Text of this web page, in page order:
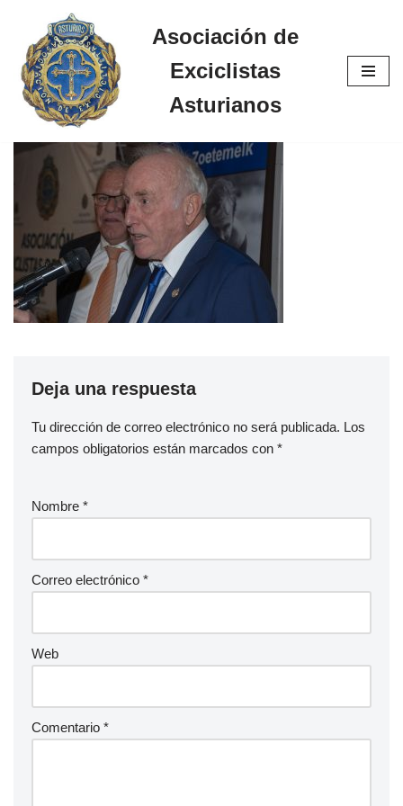
Saltar
al
contenido
Asociación de
Exciclistas
Asturianos
Deja una respuesta
Tu dirección de correo electrónico no será publicada. Los
campos obligatorios están marcados con *
Nombre *
Correo electrónico *
Web
Comentario *